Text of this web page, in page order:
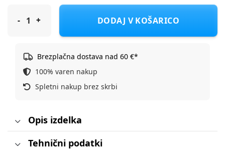
Cool Club obleka DR CCG3100512 D Bež 80
DODAJ V KOŠARICO
Brezplačna dostava nad 60 €*
100% varen nakup
Spletni nakup brez skrbi
Opis izdelka
Tehnični podatki